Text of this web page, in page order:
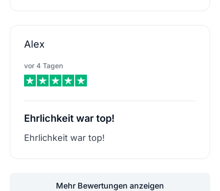
Alex
vor 4 Tagen
Ehrlichkeit war top!
Ehrlichkeit war top!
Mehr Bewertungen anzeigen